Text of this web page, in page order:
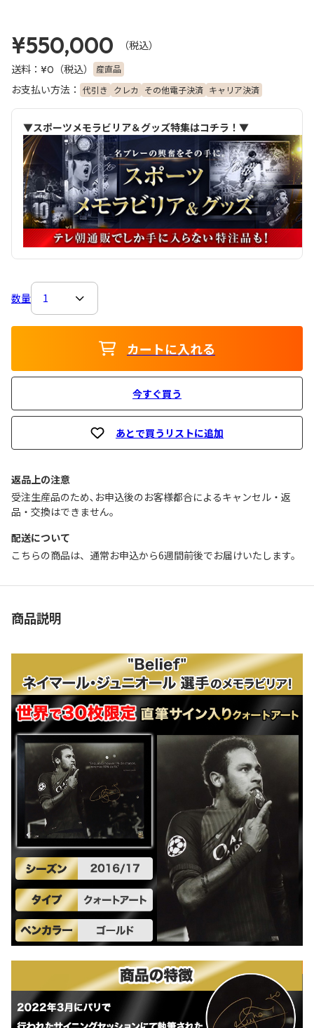
¥550,000
（税込）
送料： ¥0 （税込） 産直品
お支払い方法： 代引き クレカ その他電子決済 キャリア決済
▼スポーツメモラビリア＆グッズ特集はコチラ！▼
数量
カートに入れる
今すぐ買う
あとで買うリストに追加
返品上の注意
受注生産品のため､お申込後のお客様都合によるキャンセル・返
品・交換はできません｡
配送について
こちらの商品は、通常お申込から6週間前後でお届けいたします。
商品説明